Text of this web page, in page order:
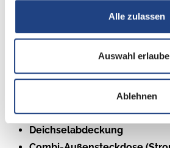
Alle zulassen
Auswahl
Ablehnen
Steckdosen Plus-Paket
KNAUS Bluetooth
TÜV und Zulassungspapier
Deichselabdeckung